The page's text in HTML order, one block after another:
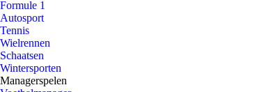
Formule 1
Autosport
Tennis
Wielrennen
Schaatsen
Wintersporten
Managerspelen